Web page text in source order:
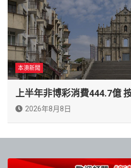
本澳新聞
上半年非博彩消費444.7億
2026年8月8日